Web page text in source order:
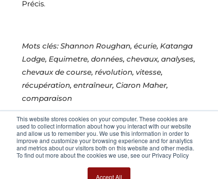
This website stores cookies on your computer. These cookies are
used to collect information about how you interact with our website
and allow us to remember you. We use this information in order to
improve and customize your browsing experience and for analytics
and metrics about our visitors both on this website and other media.
To find out more about the cookies we use, see our Privacy Policy
Accept All
Précis.
Mots clés: Shannon Roughan, écurie, Katanga
Lodge, Equimetre, données, chevaux, analyses,
chevaux de course, révolution, vitesse,
récupération, entraîneur, Ciaron Maher,
comparaison
Photo : Racing.com